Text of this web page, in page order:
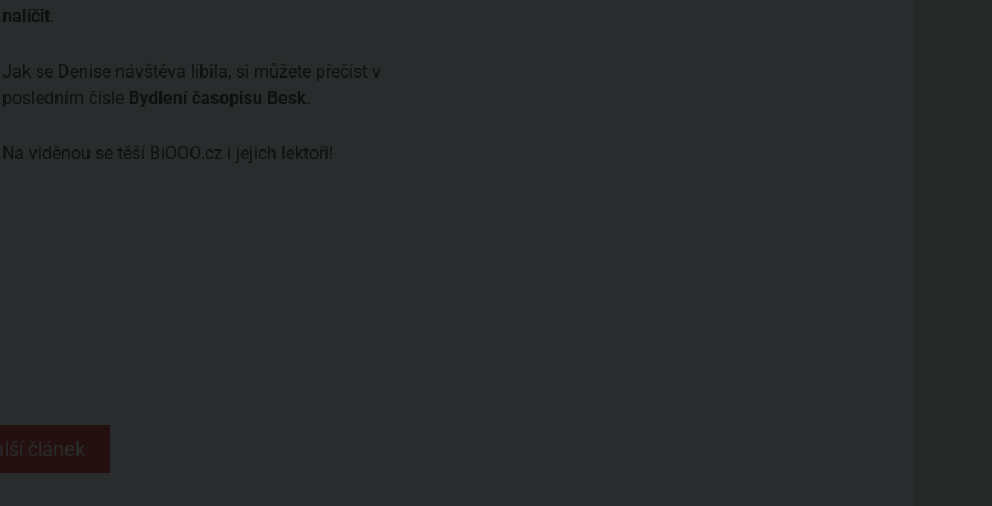
nalíčit.
Jak se Denise návštěva líbila, si můžete přečíst v
posledním čísle Bydlení časopisu Besk
Na viděnou se těší BiOOO.cz i jejich lektoři!
článek